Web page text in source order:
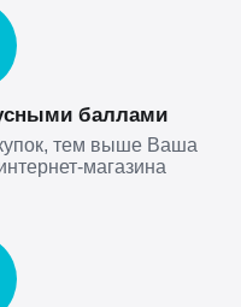
баллами
тем выше Ваша
магазина